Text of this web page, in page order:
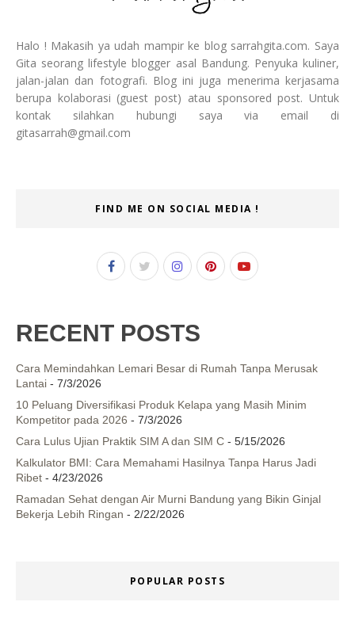
Halo ! Makasih ya udah mampir ke blog sarrahgita.com. Saya
Gita seorang lifestyle blogger asal Bandung. Penyuka kuliner,
jalan-jalan dan fotografi. Blog ini juga menerima kerjasama
berupa kolaborasi (guest post) atau sponsored post. Untuk
kontak silahkan hubungi saya via email di
gitasarrah@gmail.com
FIND ME ON SOCIAL MEDIA !
RECENT POSTS
Cara Memindahkan Lemari Besar di Rumah Tanpa Merusak
Lantai - 7/3/2026
10 Peluang Diversifikasi Produk Kelapa yang Masih Minim
Kompetitor pada 2026 - 7/3/2026
Cara Lulus Ujian Praktik SIM A dan SIM C - 5/15/2026
Kalkulator BMI: Cara Memahami Hasilnya Tanpa Harus Jadi
Ribet - 4/23/2026
Ramadan Sehat dengan Air Murni Bandung yang Bikin Ginjal
Bekerja Lebih Ringan - 2/22/2026
POPULAR POSTS